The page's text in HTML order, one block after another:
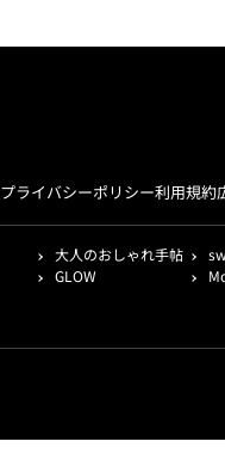
プライバシーポリシー利用規約
大人のおしゃれ手帖
GLOW